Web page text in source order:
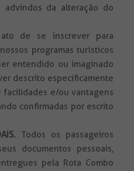
advindos da alteração do
de se inscrever para
programas turísticos
entendido ou imaginado
descrito especificamente
facilidades e/ou vantagens
confirmadas por escrito
Todos os passageiros
documentos pessoais,
pela Rota Combo